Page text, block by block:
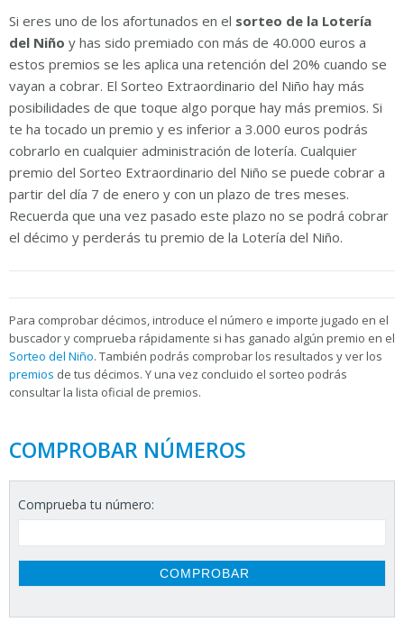
Si eres uno de los afortunados en el sorteo de la Lotería
del Niño y has sido premiado con más de 40.000 euros a
estos premios se les aplica una retención del 20% cuando se
vayan a cobrar. El Sorteo Extraordinario del Niño hay más
posibilidades de que toque algo porque hay más premios. Si
te ha tocado un premio y es inferior a 3.000 euros podrás
cobrarlo en cualquier administración de lotería. Cualquier
premio del Sorteo Extraordinario del Niño se puede cobrar a
partir del día 7 de enero y con un plazo de tres meses.
Recuerda que una vez pasado este plazo no se podrá cobrar
el décimo y perderás tu premio de la Lotería del Niño.
Para comprobar décimos, introduce el número e importe jugado en el
buscador y comprueba rápidamente si has ganado algún premio en el
Sorteo del Niño. También podrás comprobar los resultados y ver los
premios de tus décimos. Y una vez concluido el sorteo podrás
consultar la lista oficial de premios.
COMPROBAR NÚMEROS
Comprueba tu número: